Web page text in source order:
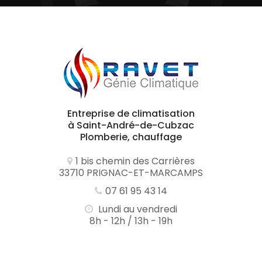
Entreprise de climatisation
à Saint-André-de-Cubzac
Plomberie, chauffage
1 bis chemin des Carrières
33710 PRIGNAC-ET-MARCAMPS
07 61 95 43 14
Lundi au vendredi
8h - 12h / 13h - 19h